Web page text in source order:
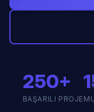
250+
BAŞARILI PROJE